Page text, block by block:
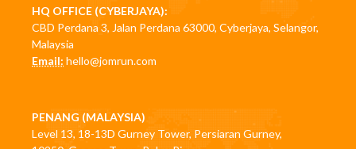
HQ OFFICE (CYBERJAYA):
CBD Perdana 3, Jalan Perdana 63000, Cyberjaya, Selangor,
Malaysia
Email: hello@jomrun.com
PENANG (MALAYSIA)
Level 13, 18-13D Gurney Tower, Persiaran Gurney,